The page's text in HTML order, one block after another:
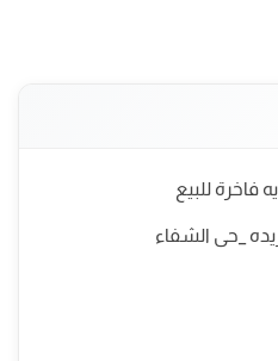
فاخرة للبيع
_حى الشفاء